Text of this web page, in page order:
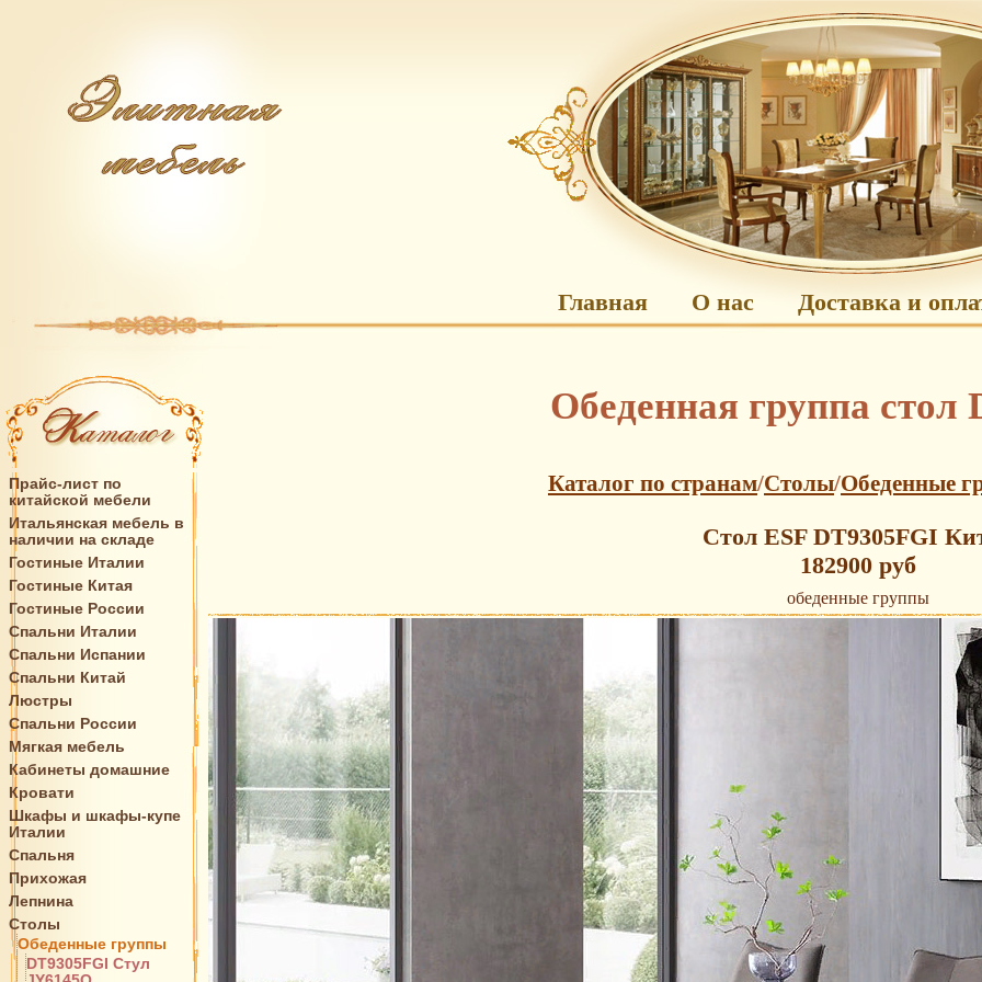
Главная О нас Доставка и
Прайс-лист по
китайской мебели
Итальянская мебель в
наличии на складе
Гостиные Италии
Гостиные Китая
Гостиные России
Спальни Италии
Спальни Испании
Спальни Китай
Люстры
Спальни России
Мягкая мебель
Кабинеты домашние
Кровати
Шкафы и шкафы-купе
Италии
Спальня
Прихожая
Лепнина
Столы
Обеденные группы
DT9305FGI Стул
Обеденная группа стол
Каталог по странам/Столы/Обеденные
Стол ESF DT9305FGI
182900 руб
обеденные группы